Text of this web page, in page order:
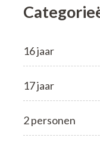
16 jaar
17 jaar
2 personen